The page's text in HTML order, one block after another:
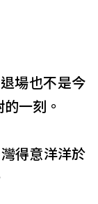
場也不是今
一刻。
得意洋洋於